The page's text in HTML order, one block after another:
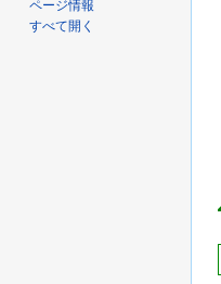
ページ情報
すべて開く